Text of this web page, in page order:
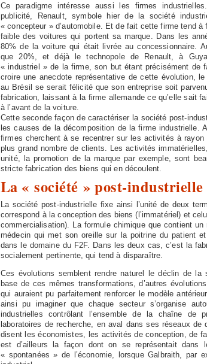
Ce paradigme intéresse aussi les firmes
publicité, Renault, symbole hier de la société
« concepteur » d’automobile. Et de fait cette firme tend à
faible des voitures qui portent sa marque. Dans les
80% de la voiture qui était livrée au concessionnaire.
que 20%, et déjà le technopole de Renault, à
« industriel » de la firme, son but étant précisément de
croire une anecdote représentative de cette évolution,
au Brésil se serait félicité que son entreprise soit
fabrication, laissant à la firme allemande ce qu’elle sait
à l’avant de la voiture.
Cette seconde façon de caractériser la société post-
les causes de la décomposition de la firme industrielle.
firmes cherchent à se recentrer sur les activités à
plus grand nombre de clients. Les activités
unité, la promotion de la marque par exemple, sont
stricte fabrication des biens qui en découlent.
La « société » post-industrielle
La société post-industrielle fixe ainsi l’unité de deux
correspond à la conception des biens (l’immatériel) et
commercialisation). La formule chimique que contient
médecin qui met son oreille sur la poitrine du patient
dans le domaine du F2F. Dans les deux cas, c’est la
socialement pertinente, qui tend à disparaître.
Ces évolutions semblent rendre naturel le déclin de la
base de ces mêmes transformations, d’autres
qui auraient pu parfaitement renforcer le modèle
ainsi pu imaginer que chaque secteur s’organise
industrielles contrôlant l’ensemble de la chaîne de
laboratoires de recherche, en aval dans ses réseaux de
disent les économistes, les activités de conception, de
est d’ailleurs la façon dont on se représentait dans
« spontanées » de l’économie, lorsque Galbraith, par